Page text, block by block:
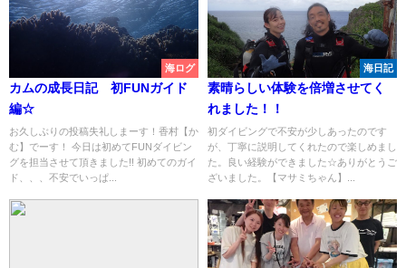
海ログ
カムの成長日記 初FUNガイド
編☆
お久しぶりの投稿失礼しまーす！香村【か
む】でーす！ 今日は初めてFUNダイビン
グを担当させて頂きました!! 初めてのガイ
ド、、、不安でいっぱ...
海日記
素晴らしい体験を倍増させてく
れました！！
初ダイビングで不安が少しあったのです
が、丁寧に説明してくれたので楽しめまし
た。良い経験ができました☆ありがとうご
ざいました。【マサミちゃん】...